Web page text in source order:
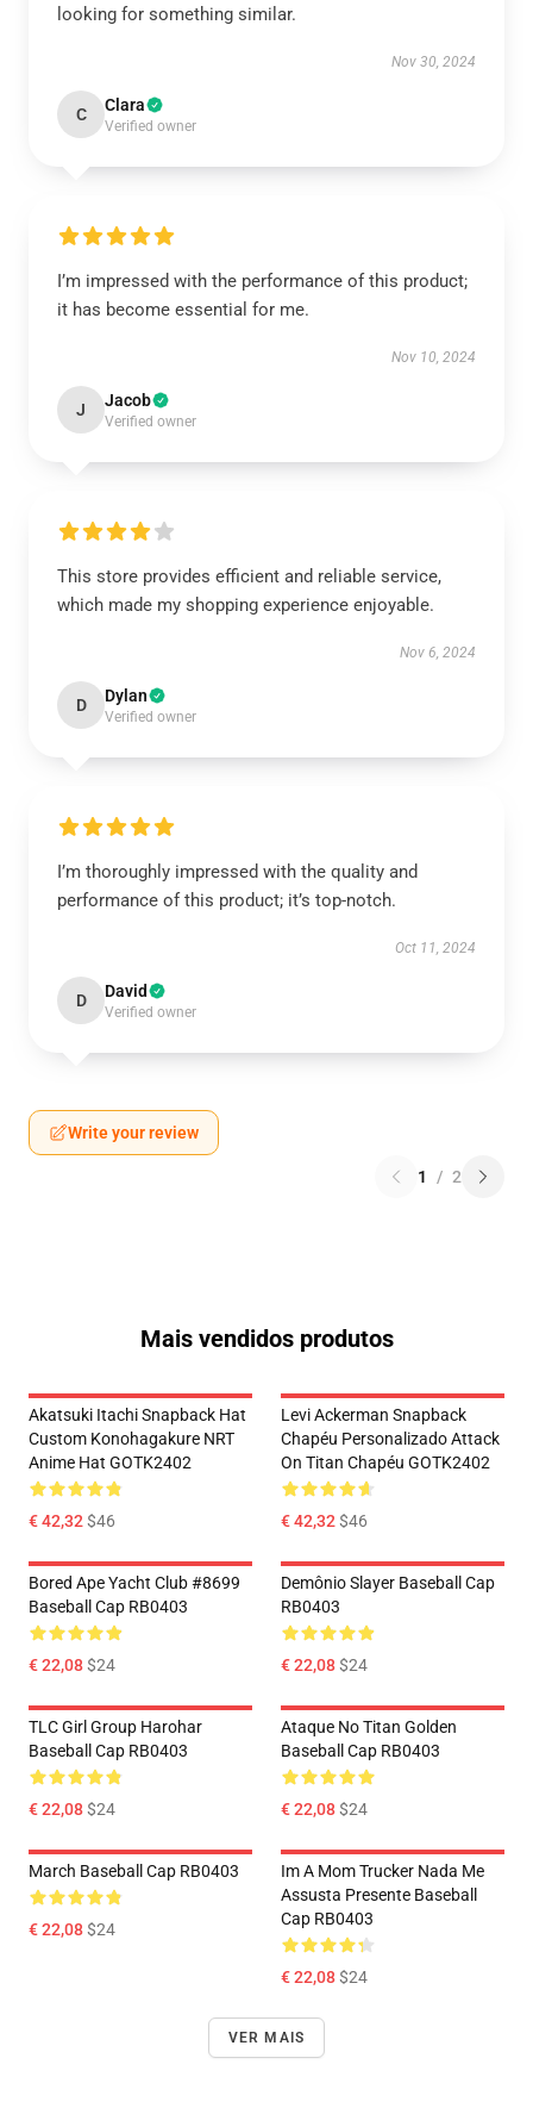
looking for something similar.
Nov 30, 2024
C Clara
Verified owner
I’m impressed with the performance of this product;
it has become essential for me.
Nov 10, 2024
J Jacob
Verified owner
This store provides efficient and reliable service,
which made my shopping experience enjoyable.
Nov 6, 2024
D Dylan
Verified owner
I’m thoroughly impressed with the quality and
performance of this product; it’s top-notch.
Oct 11, 2024
D David
Verified owner
Write your review
1 / 2
Mais vendidos produtos
Akatsuki Itachi Snapback Hat
Custom Konohagakure NRT
Anime Hat GOTK2402
€ 42,32$46
Levi Ackerman Snapback
Chapéu Personalizado Attack
On Titan Chapéu GOTK2402
€ 42,32$46
Bored Ape Yacht Club #8699
Baseball Cap RB0403
€ 22,08$24
Demônio Slayer Baseball Cap
RB0403
€ 22,08$24
TLC Girl Group Harohar
Baseball Cap RB0403
€ 22,08$24
Ataque No Titan Golden
Baseball Cap RB0403
€ 22,08$24
March Baseball Cap RB0403
€ 22,08$24
Im A Mom Trucker Nada Me
Assusta Presente Baseball
Cap RB0403
€ 22,08$24
VER MAIS